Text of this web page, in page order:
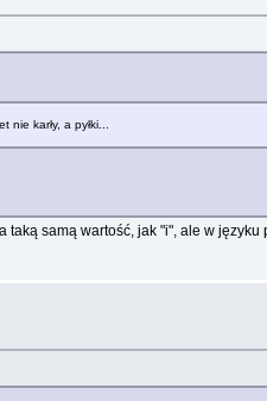
karły, a pyłki...
samą wartość, jak "i", ale w